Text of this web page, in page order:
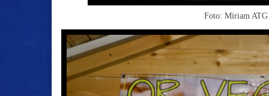
Foto: Miriam